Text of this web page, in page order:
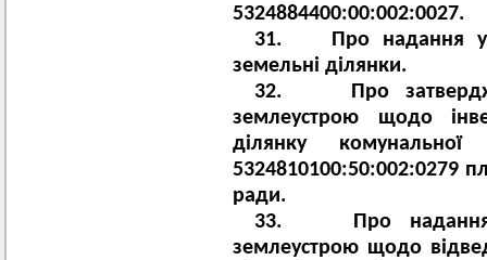
5324884400:00:002:0027.
31. Про надання у
земельні ділянки.
32. Про
землеустрою щодо
ділянку
5324810100:50:002:0279
ради.
33. Про надання
землеустрою щодо